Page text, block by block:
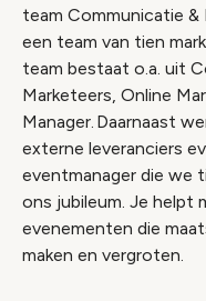
team Communicatie &
een team van tien
team bestaat o.a. uit
Marketeers, Online
Manager. Daarnaast
externe leveranciers
eventmanager die we
ons jubileum. Je helpt
evenementen die
maken en vergroten.